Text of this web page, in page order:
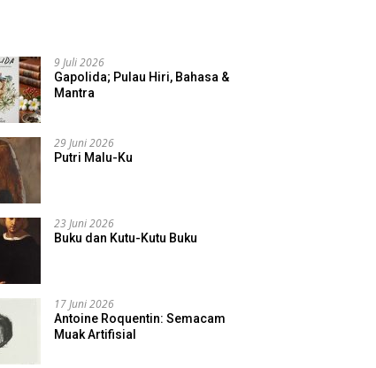
9 Juli 2026
Gapolida; Pulau Hiri, Bahasa &
Mantra
29 Juni 2026
Putri Malu-Ku
23 Juni 2026
Buku dan Kutu-Kutu Buku
17 Juni 2026
Antoine Roquentin: Semacam
Muak Artifisial